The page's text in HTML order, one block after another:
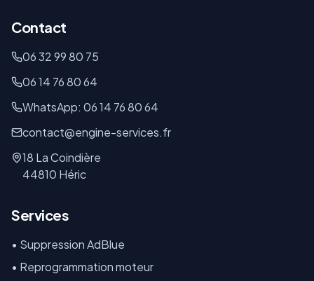
Contact
06 32 99 80 75
06 14 76 80 64
WhatsApp: 06 14 76 80 64
contact@engine-services.fr
18 La Coindière
44810 Héric
Services
• Suppression AdBlue
• Reprogrammation moteur